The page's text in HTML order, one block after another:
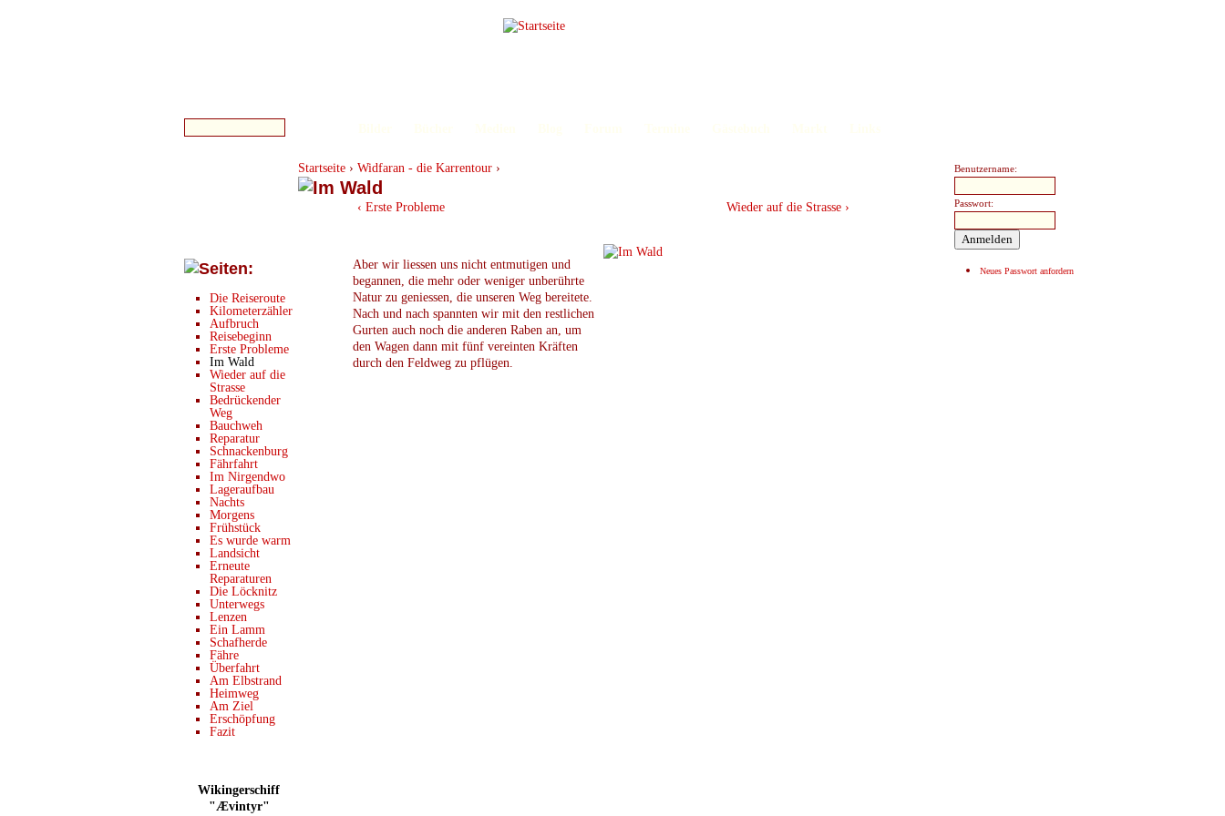
Startseite › Widfaran - die Karrentour ›
‹ Erste Probleme Wieder auf die Strasse ›
Aber wir liessen uns nicht entmutigen und
begannen, die mehr oder weniger unberührte
Natur zu geniessen, die unseren Weg bereitete.
Nach und nach spannten wir mit den restlichen
Gurten auch noch die anderen Raben an, um
den Wagen dann mit fünf vereinten Kräften
durch den Feldweg zu pflügen.
Die Reiseroute
Kilometerzähler
Aufbruch
Reisebeginn
Erste Probleme
Im Wald
Wieder auf die
Strasse
Bedrückender
Weg
Bauchweh
Reparatur
Schnackenburg
Fährfahrt
Im Nirgendwo
Lageraufbau
Nachts
Morgens
Frühstück
Es wurde warm
Landsicht
Erneute
Reparaturen
Die Löcknitz
Unterwegs
Lenzen
Ein Lamm
Schafherde
Fähre
Überfahrt
Am Elbstrand
Heimweg
Am Ziel
Erschöpfung
Fazit
Wikingerschiff
"Ævintyr"
Benutzername:
Passwort:
Neues Passwort anfordern